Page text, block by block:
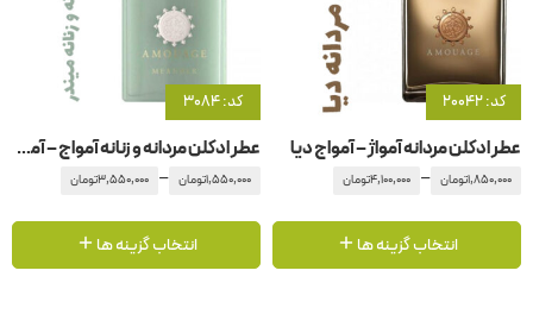
کد: 20042
عطر ادکلن مردانه آمواژ – آمواج دیا
1,850,000تومان –
4,100,000تومان
انتخاب گزینه ها
کد: 3084
عطر ادکلن مردانه و زنانه آمواج – آمواژ میندر
1,550,000تومان –
3,550,000تومان
انتخاب گزینه ها